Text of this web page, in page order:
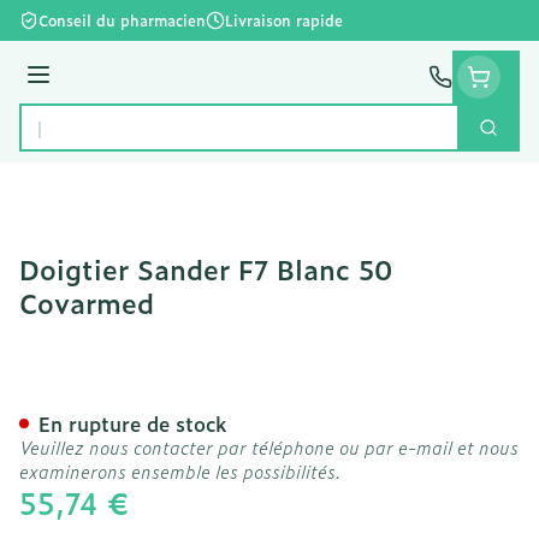
Aller au contenu
Conseil du pharmacien Livraison rapide
Menu
Rechercher
Doigtier Sander F7 Blanc 50
Covarmed
55,74 €
En rupture de stock
Veuillez nous contacter par téléphone ou par e-mail et nous
examinerons ensemble les possibilités.